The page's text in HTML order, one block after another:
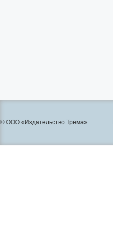
© ООО «Издательство Трема»